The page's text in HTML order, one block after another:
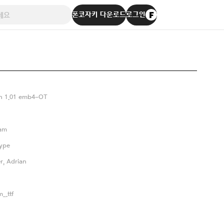
폰코자키 다운로드로그인
1.01 emb4-OT
Adrian